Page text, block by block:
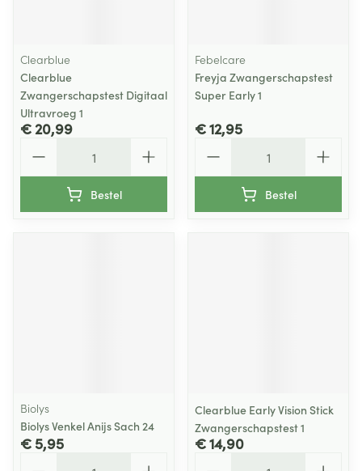
Clearblue
Clearblue
Zwangerschapstest Digitaal
Ultravroeg 1
€ 20,99
Bestel
Febelcare
Freyja Zwangerschapstest
Super Early 1
€ 12,95
Bestel
Biolys
Biolys Venkel Anijs Sach 24
€ 5,95
Clearblue Early Vision Stick
Zwangerschapstest 1
€ 14,90